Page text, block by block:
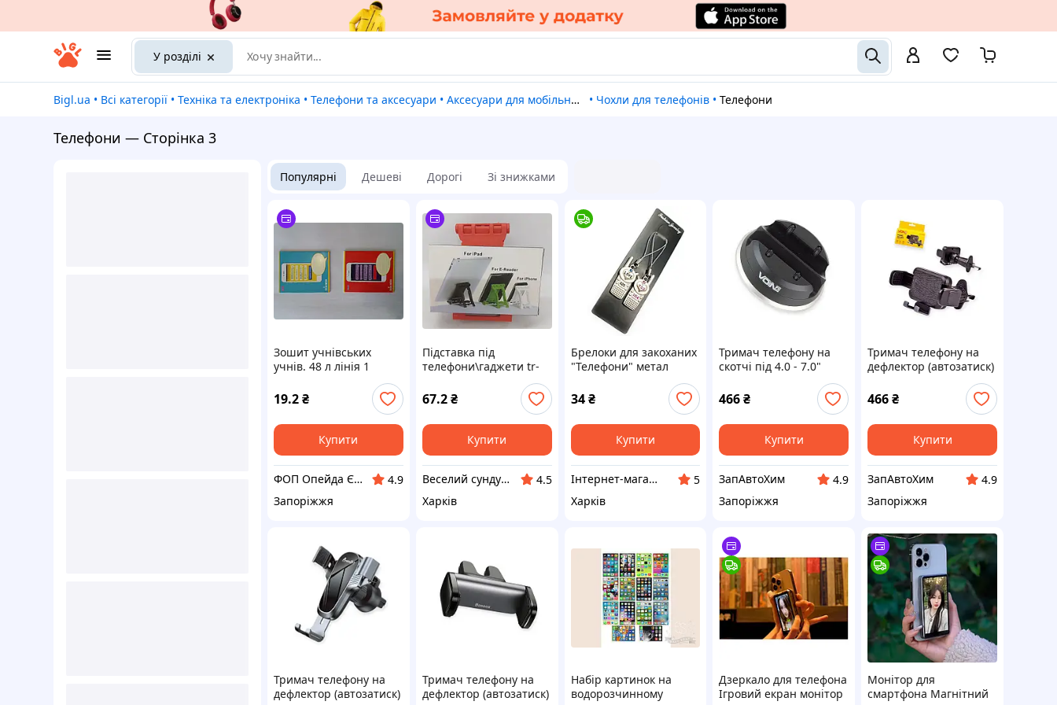
У розділі
Bigl.ua • Всі категорії • Техніка та електроніка • Телефони та аксесуари • Аксесуари для мобільних телефонів • Чохли для телефонів • Телефони
Телефони — Сторінка 3
Популярні Дешеві Дорогі Зі знижками
Зошит учнівських
учнів. 48 л лінія 1
телефони"
19.2₴
Купити
ФОП Опейда Є.В.
4.9
Запоріжжя
Підставка під
телефони\гаджети tr-
67.2₴
Купити
Веселий сундучок
4.5
Харків
Брелоки для закоханих
"Телефони" метал
34 ₴
Купити
Інтернет-магазин «Ідея Фікс»
5
Харків
Тримач телефону на
скотчі під 4.0 - 7.0"
телефони, поворот на
360 ° VOIN
466₴
Купити
ЗапАвтоХим
4.9
Запоріжжя
Тримач телефону на
дефлектор (автозатиск)
під 4-6" телефони VOIN
466₴
Купити
ЗапАвтоХим
4.9
Запоріжжя
Тримач телефону на
дефлектор (автозатиск)
Тримач телефону на
дефлектор (автозатиск)
Набір картинок на
водорозчинному
Дзеркало для телефона
Ігровий екран монітор
Монітор для
смартфона Магнітний